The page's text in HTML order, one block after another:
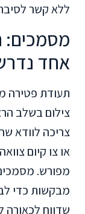
ללא קשר
מסמכים:
אחד
תעודת פטירה
צילום בשלב
צריכה לוודא
או צו קיום
מפורש.
מבקשות כדי
שדווח